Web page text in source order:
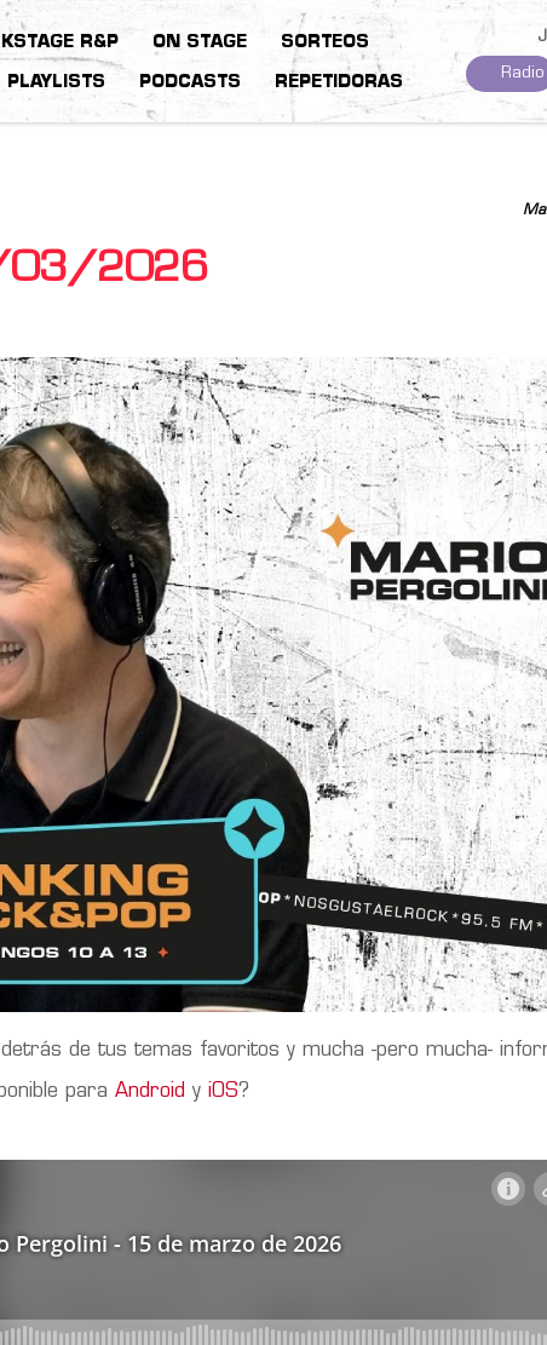
R&P ON STAGE SORTEOS
PLAYLISTS PODCASTS REPETIDORAS
Radio
03/2026
de tus temas favoritos y mucha -pero mucha-
para Android y iOS?